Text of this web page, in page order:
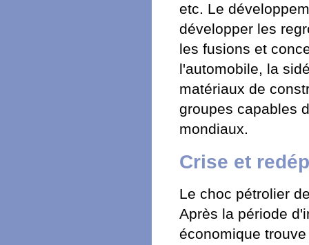
etc. Le
développer les
les fusions et
l'automobile, la
matériaux de
groupes capables
mondiaux.
Crise et
Le choc pétrolier
Après la période
économique